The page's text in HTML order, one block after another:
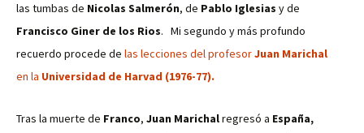
las tumbas de Nicolas Salmerón, de Pablo Iglesias y de
Francisco Giner de los Rios. Mi segundo y más profundo
recuerdo procede de las lecciones del profesorJuan Marichal
en la Universidad de Harvad (1976-77).
Tras la muerte de Franco, Juan Marichalregresó a España,